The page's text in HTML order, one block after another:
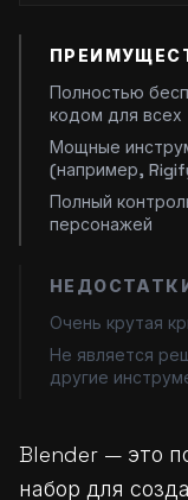
Полностью
кодом для всех
Мощные
(например,
Полный
персонажей
Очень крутая
Не является
другие
Blender — это
набор для